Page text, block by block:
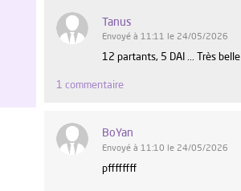
Tanus
Envoyé à 11:11 le 24/05/2026
12 partants, 5 DAI ... Très belle
1 commentaire
BoYan
Envoyé à 11:10 le 24/05/2026
pffffffff